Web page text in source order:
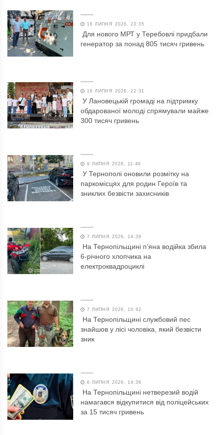
16 ЛИПНЯ 2026, 23:35
Для нового МРТ у Теребовлі придбали
генератор за понад 805 тисяч гривень
16 ЛИПНЯ 2026, 22:31
У Лановецькій громаді на підтримку
обдарованої молоді спрямували майже
300 тисяч гривень
9 ЛИПНЯ 2026, 11:46
У Тернополі оновили розмітку на
паркомісцях для родин Героїв та
зниклих безвісти захисників
7 ЛИПНЯ 2026, 14:39
На Тернопільщині п’яна водійка збила
6-річного хлопчика на
електроквадроциклі
7 ЛИПНЯ 2026, 10:42
На Тернопільщині службовий пес
знайшов у лісі чоловіка, який безвісти
зник
6 ЛИПНЯ 2026, 14:36
На Тернопільщині нетверезий водій
намагався відкупитися від поліцейських
за 15 тисяч гривень